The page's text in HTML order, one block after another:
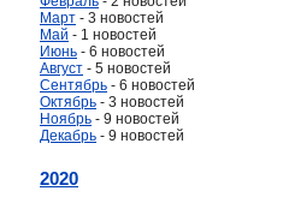
Март - 3 новостей
Май - 1 новостей
Июнь - 6 новостей
Август - 5 новостей
Сентябрь - 6 новостей
Октябрь - 3 новостей
Ноябрь - 9 новостей
Декабрь - 9 новостей
2020